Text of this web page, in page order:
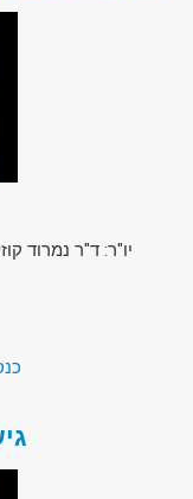
יו"ר: ד"ר נמרוד